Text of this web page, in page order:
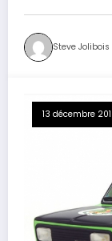
Steve Jolibois
13 décembre